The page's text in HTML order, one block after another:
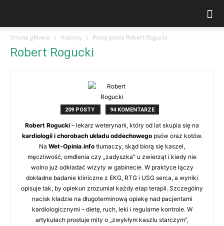
Strona główna Autorzy Posty przez Robert Rogucki
Robert Rogucki
209 POSTY 94 KOMENTARZE
Robert Rogucki – lekarz weterynarii, który od lat skupia się na
kardiologii i chorobach układu oddechowegopsów oraz kotów.
Na Wet-Opinia.info tłumaczy, skąd biorą się kaszel,
męczliwość, omdlenia czy „zadyszka” u zwierząt i kiedy nie
wolno już odkładać wizyty w gabinecie. W praktyce łączy
dokładne badanie kliniczne z EKG, RTG i USG serca, a wyniki
opisuje tak, by opiekun zrozumiał każdy etap terapii. Szczególny
nacisk kładzie na długoterminową opiekę nad pacjentami
kardiologicznymi – dietę, ruch, leki i regularne kontrole. W
artykułach prostuje mity o „zwykłym kaszlu starczym”,